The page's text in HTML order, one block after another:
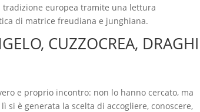
tradizione europea tramite una lettura
di matrice freudiana e junghiana.
CUZZOCREA, DRAGHI
e proprio incontro: non lo hanno cercato, ma
è generata la scelta di accogliere, conoscere,